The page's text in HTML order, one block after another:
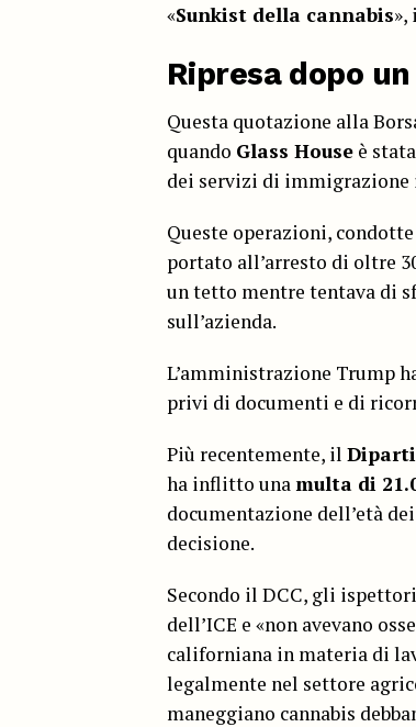
«Sunkist della cannabis
Ripresa dopo
Questa quotazione alla
quando Glass House è
dei servizi di
Queste operazioni, condotte
portato all’arresto di oltre
un tetto mentre tentava di
sull’azienda.
L’amministrazione Trump
privi di documenti e di
Più recentemente, il
ha inflitto una multa di
documentazione dell’età
decisione.
Secondo il DCC, gli
dell’ICE e «non avevano
californiana in materia di
legalmente nel settore
maneggiano cannabis